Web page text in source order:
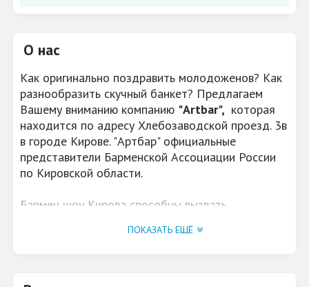
О нас
Как оригинально поздравить молодоженов? Как
разнообразить скучный банкет? Предлагаем
Вашему вниманию компанию "Artbar", которая
находится по адресу Хлебозаводской проезд. 3в
в городе Кирове. "Артбар" официальные
представители Барменской Ассоциации России
по Кировской области.
Бармен шоу Кирова способны вызвать
ловких манипуляций и выверенных движений.
"Artbar"
ПОКАЗАТЬ ЕЩЁ